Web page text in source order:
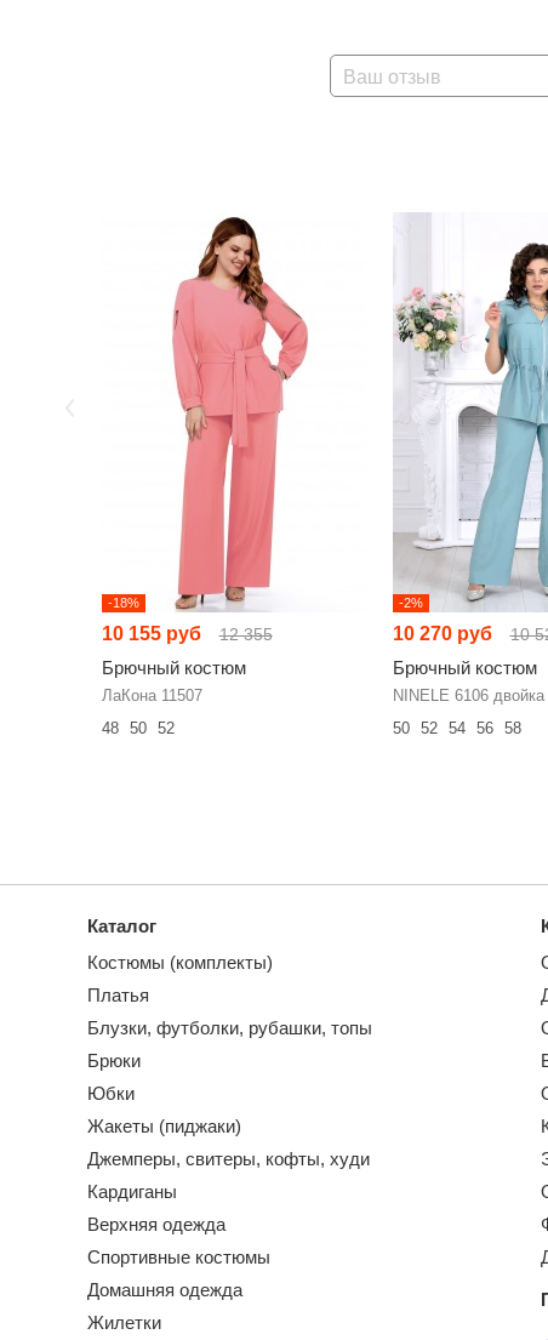
Ваш отзыв
-18%
10 155 руб 12 355
Брючный костюм
ЛаКона 11507
48
50 52
-2%
10 270 руб 10
Брючный костюм
NINELE 6106 двойка
50
52 54 56 58
Каталог
Костюмы (комплекты)
Платья
Блузки, футболки, рубашки, топы
Брюки
Юбки
Жакеты (пиджаки)
Джемперы, свитеры, кофты, худи
Кардиганы
Верхняя одежда
Спортивные костюмы
Домашняя одежда
Жилетки